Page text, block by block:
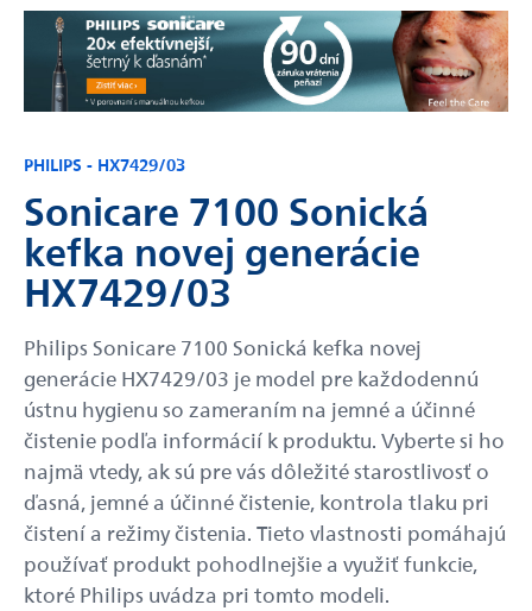
PHILIPS - HX7429/03
Sonicare 7100 Sonická
kefka novej generácie
HX7429/03
Philips Sonicare 7100 Sonická kefka novej
generácie HX7429/03 je model pre každodennú
ústnu hygienu so zameraním na jemné a účinné
čistenie podľa informácií k produktu. Vyberte si ho
najmä vtedy, ak sú pre vás dôležité starostlivosť o
ďasná, jemné a účinné čistenie, kontrola tlaku pri
čistení a režimy čistenia. Tieto vlastnosti pomáhajú
používať produkt pohodlnejšie a využiť funkcie,
ktoré Philips uvádza pri tomto modeli.